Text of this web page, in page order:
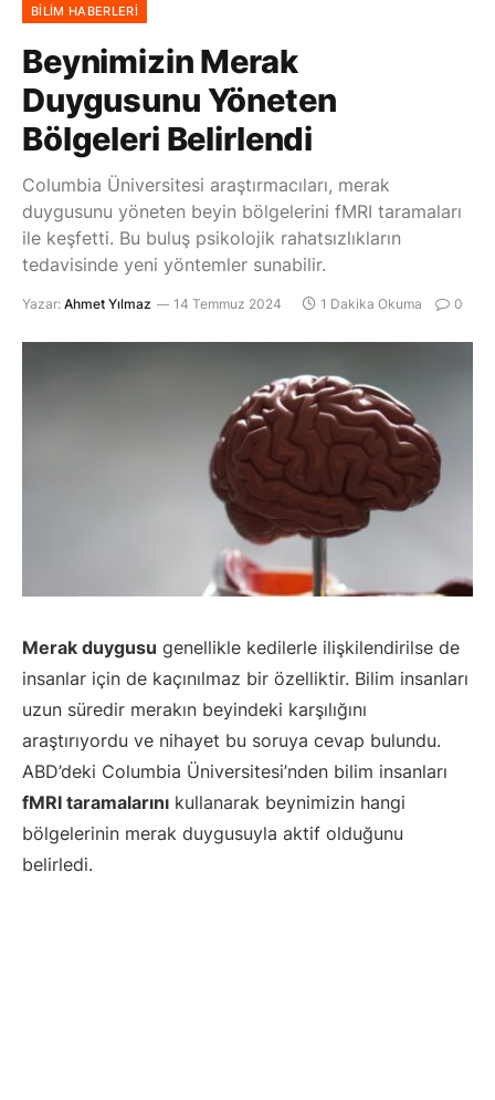
BILIM HABERLERI
Beynimizin Merak
Duygusunu Yöneten
Bölgeleri Belirlendi
Columbia Üniversitesi araştırmacıları, merak
duygusunu yöneten beyin bölgelerini fMRI taramaları
ile keşfetti. Bu buluş psikolojik rahatsızlıkların
tedavisinde yeni yöntemler sunabilir.
Yazar: Ahmet Yılmaz 14 Temmuz 2024 1 Dakika Okuma 0
Merak duygusu genellikle kedilerle ilişkilendirilse de
insanlar için de kaçınılmaz bir özelliktir. Bilim insanları
uzun süredir merakın beyindeki karşılığını
araştırıyordu ve nihayet bu soruya cevap bulundu.
ABD’deki Columbia Üniversitesi’nden bilim insanları
fMRI taramalarını kullanarak beynimizin hangi
bölgelerinin merak duygusuyla aktif olduğunu
belirledi.